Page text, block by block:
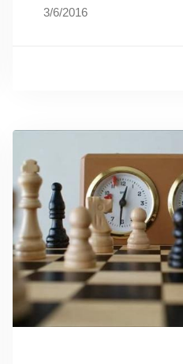
3/6/2016